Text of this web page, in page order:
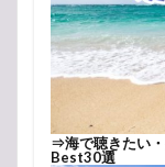
⇒海で聴きたい
Best30選